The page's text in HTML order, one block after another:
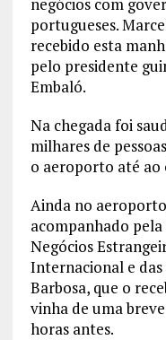
portugueses.
recebido esta
pelo presidente
Embaló.
Na chegada foi
milhares de
o aeroporto até ao
Ainda no
acompanhado
Negócios
Internacional e das
Barbosa, que o
vinha de uma
horas antes.